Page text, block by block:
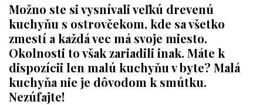
Možno ste si vysnívali veľkú drevenú
kuchyňu s ostrovčekom, kde sa všetko
zmestí a každá vec má svoje miesto.
Okolnosti to však zariadili inak. Máte k
dispozícii len malú kuchyňu v byte? Malá
kuchyňa nie je dôvodom k smútku.
Nezúfajte!